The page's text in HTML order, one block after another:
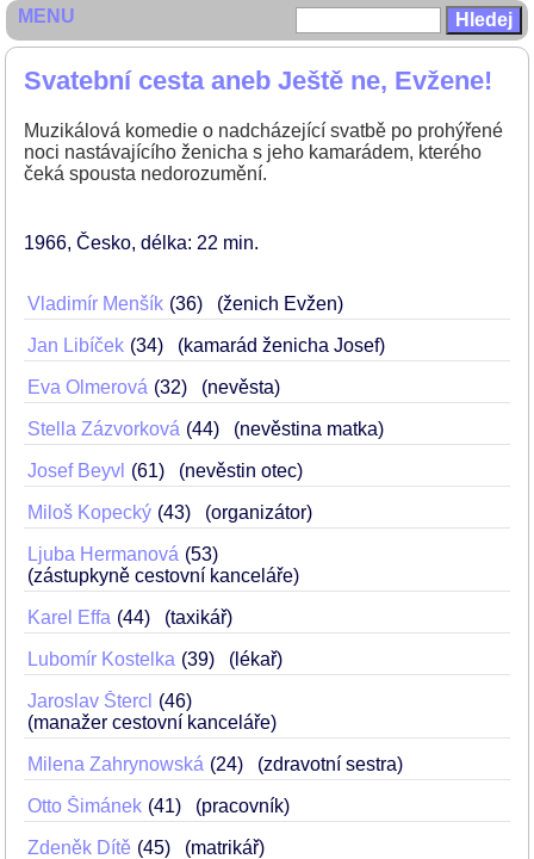
Svatební cesta aneb Ještě ne, Evžene!
Muzikálová komedie o nadcházející svatbě po prohýřené
noci nastávajícího ženicha s jeho kamarádem, kterého
čeká spousta nedorozumění.
1966 Česko délka: 22 min
Vladimír Menšík 36 (ženich Evžen)
Jan Libíček 34 (kamarád ženicha Josef)
Eva Olmerová 32 (nevěsta)
Stella Zázvorková 44 (nevěstina matka)
Josef Beyvl 61 (nevěstin otec)
Miloš Kopecký 43 (organizátor)
Ljuba Hermanová
53
(zástupkyně cestovní kanceláře)
Karel Effa 44 (taxikář)
Lubomír Kostelka 39 (lékař)
Jaroslav Štercl
46
(manažer cestovní kanceláře)
Milena Zahrynowská 24 (zdravotní sestra)
Otto Šimánek 41 (pracovník)
Zdeněk Dítě 45 (matrikář)
MENU